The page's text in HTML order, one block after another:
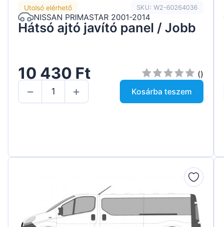
Utolsó elérhető SKU: W2-60264036
NISSAN PRIMASTAR 2001-2014
Hátsó ajtó javító panel / Jobb
10 430 Ft
()
Kosárba teszem